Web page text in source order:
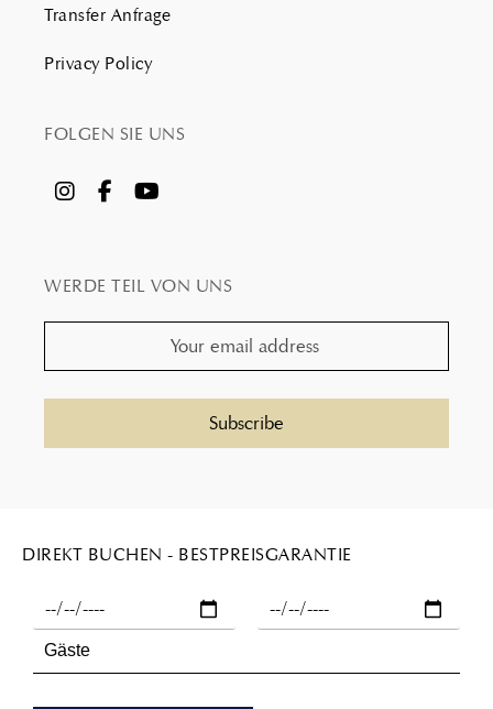
Transfer Anfrage
Privacy Policy
FOLGEN SIE UNS
WERDE TEIL VON UNS
DIREKT BUCHEN - BESTPREISGARANTIE